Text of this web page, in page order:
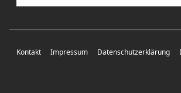
Kontakt Impressum Datenschutzerklärung